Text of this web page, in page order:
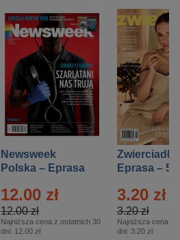
Newsweek
Polska – Eprasa
12.00 zł
12.00 zł
Najniższa cena z ostatnich 30
dni: 12.00 zł
Zwierciadło
Eprasa – 5/
3.20 zł
3.20 zł
Najniższa cena z
dni: 3.20 zł